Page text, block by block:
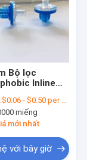
Bộ lọc
Inline
$0.06 - $0.50 per piece
miếng
mới nhất
với bây giờ